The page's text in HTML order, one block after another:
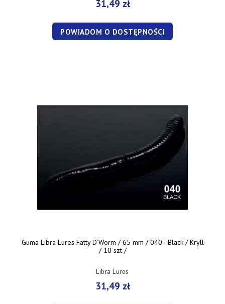
31,49 zł
POWIADOM O DOSTĘPNOŚCI
Guma Libra Lures Fatty D'Worm / 65 mm / 040 - Black / Kryll
/ 10 szt /
Libra Lures
31,49 zł